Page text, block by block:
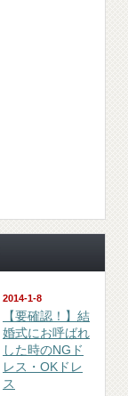
2014-1-8
【要確認！】結
婚式にお呼ばれ
した時のNGド
レス・OKドレ
ス